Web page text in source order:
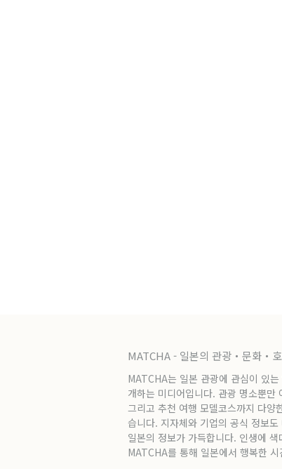
MATCHA - 일본의 관광・문화・
MATCHA는 일본 관광에 관심이 있
개하는 미디어입니다. 관광 명소뿐
그리고 추천 여행 모델코스까지 다양
습니다. 지자체와 기업의 공식 정보
일본의 정보가 가득합니다. 인생에
MATCHA를 통해 일본에서 행복한